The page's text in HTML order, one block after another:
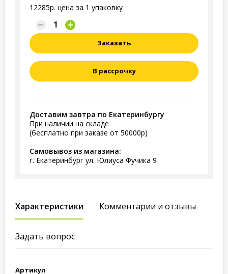
12285р. цена за 1 упаковку
Заказать
В рассрочку
Доставим завтра по Екатеринбургу
При наличии на складе
(бесплатно при заказе от 50000р)
Самовывоз из магазина:
г. Екатеринбург ул. Юлиуса Фучика 9
Характеристики Комментарии и отзывы
Задать вопрос
Артикул